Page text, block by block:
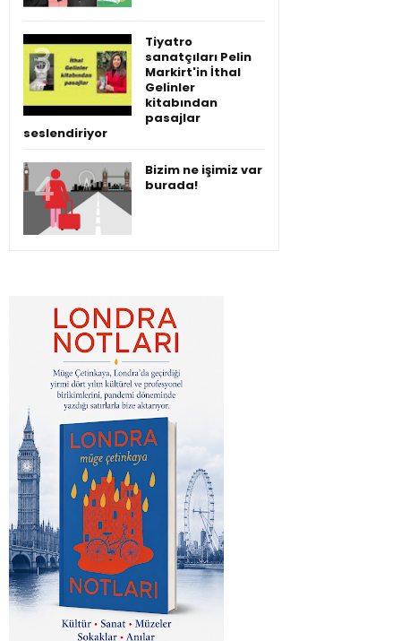
Tiyatro
sanatçıları Pelin
Markirt'in İthal
Gelinler
kitabından
pasajlar
seslendiriyor
Bizim ne işimiz var
burada!